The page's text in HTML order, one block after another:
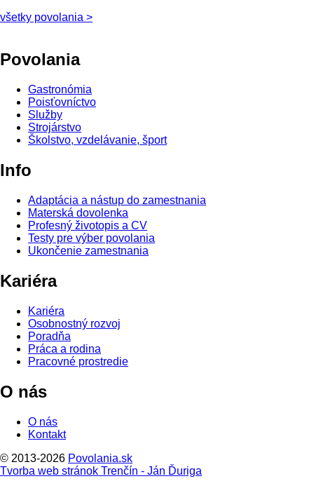
všetky povolania >
Povolania
Gastronómia
Poisťovníctvo
Služby
Strojárstvo
Školstvo, vzdelávanie, šport
Info
Adaptácia a nástup do zamestnania
Materská dovolenka
Profesný životopis a CV
Testy pre výber povolania
Ukončenie zamestnania
Kariéra
Kariéra
Osobnostný rozvoj
Poradňa
Práca a rodina
Pracovné prostredie
O nás
O nás
Kontakt
© 2013-2026 Povolania.sk
Tvorba web stránok Trenčín - Ján Ďuriga